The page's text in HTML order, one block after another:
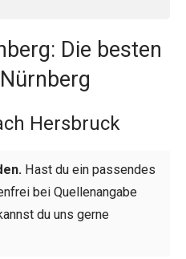
Die besten
Hersbruck
Hast du ein passendes
bei Quellenangabe
du uns gerne